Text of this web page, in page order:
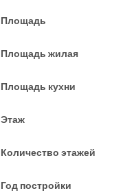
Площадь
Площадь жилая
Площадь кухни
Этаж
Количество этажей
Год постройки